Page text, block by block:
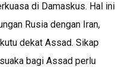
di Damaskus. Hal ini
Rusia dengan Iran,
dekat Assad. Sikap
bagi Assad perlu